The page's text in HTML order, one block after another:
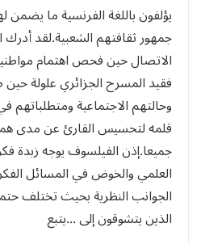
يؤلفون باللغة الفرنسية ما يضمن
جمهور ثقافتهم الشعبية.لقد
الاتصال حين فحص اهتمام
فقيد المسرح الجزائري علولة
وحالتهم الاجتماعية
قلمه لتحسيس القارئ عن مدى
جميعا.إذن الفيلسوف يوجه زبدة
العلمي والخوض في المسائل
الجوانب النظرية بحيث تختلف
الذين يتشوقون إلى ...يتبع